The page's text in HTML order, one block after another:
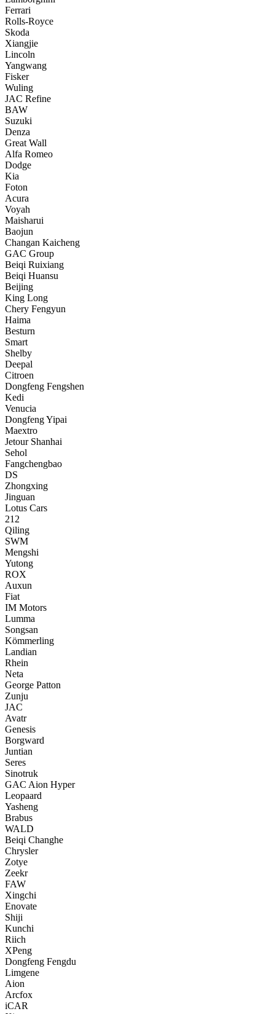
Ferrari
Rolls-Royce
Skoda
Xiangjie
Lincoln
Yangwang
Fisker
Wuling
JAC Refine
BAW
Suzuki
Denza
Great Wall
Alfa Romeo
Dodge
Kia
Foton
Acura
Voyah
Maisharui
Baojun
Changan Kaicheng
GAC Group
Beiqi Ruixiang
Beiqi Huansu
Beijing
King Long
Chery Fengyun
Haima
Besturn
Smart
Shelby
Deepal
Citroen
Dongfeng Fengshen
Kedi
Venucia
Dongfeng Yipai
Maextro
Jetour Shanhai
Sehol
Fangchengbao
DS
Zhongxing
Jinguan
Lotus Cars
212
Qiling
SWM
Mengshi
Yutong
ROX
Auxun
Fiat
IM Motors
Lumma
Songsan
Kömmerling
Landian
Rhein
Neta
George Patton
Zunju
JAC
Avatr
Genesis
Borgward
Juntian
Seres
Sinotruk
GAC Aion Hyper
Leopaard
Yasheng
Brabus
WALD
Beiqi Changhe
Chrysler
Zotye
Zeekr
FAW
Xingchi
Enovate
Shiji
Kunchi
Riich
XPeng
Dongfeng Fengdu
Limgene
Aion
Arcfox
iCAR